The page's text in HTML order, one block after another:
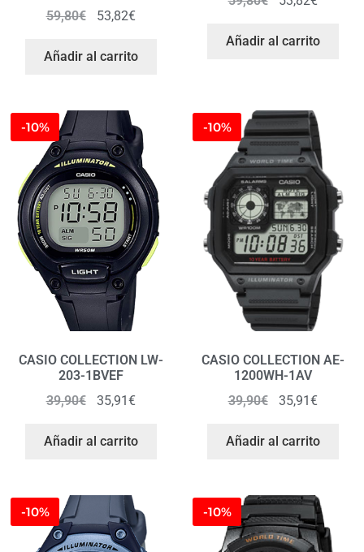
59,80€ 53,82€
Añadir al carrito
Añadir al carrito
-10%
CASIO COLLECTION LW-
203-1BVEF
39,90€ 35,91€
Añadir al carrito
-10%
CASIO COLLECTION AE-
1200WH-1AV
39,90€ 35,91€
Añadir al carrito
-10% -10%